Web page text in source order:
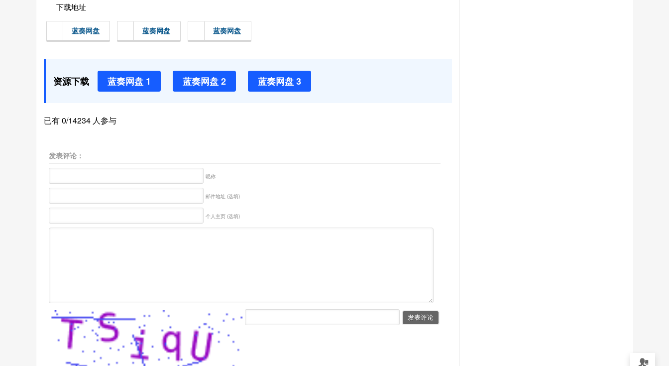
下载地址
蓝奏网盘 蓝奏网盘 蓝奏网盘
资源下载 蓝奏网盘 1 蓝奏网盘 2 蓝奏网盘 3
已有 0/14234 人参与
发表评论：
昵称
邮件地址 (选填)
个人主页 (选填)